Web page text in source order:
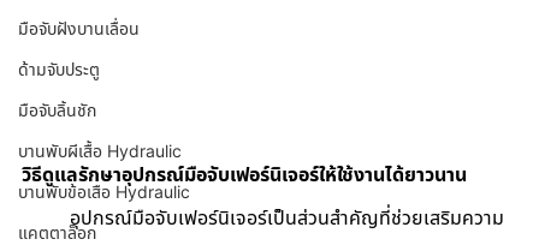
มือจับฝังบานเลื่อน
ด้ามจับประตู
มือจับลิ้นชัก
บานพับผีเสื้อ Hydraulic
บานพับข้อเสือ Hydraulic
แคตตาล็อก
วิธีดูแลรักษาอุปกรณ์มือจับเฟอร์นิเจอร์ให้ใช้งานได้ยาวนาน
	อุปกรณ์
มือจับเฟอร์นิเจอร์เป็นส่วนสำคัญที่ช่วยเสริมความ